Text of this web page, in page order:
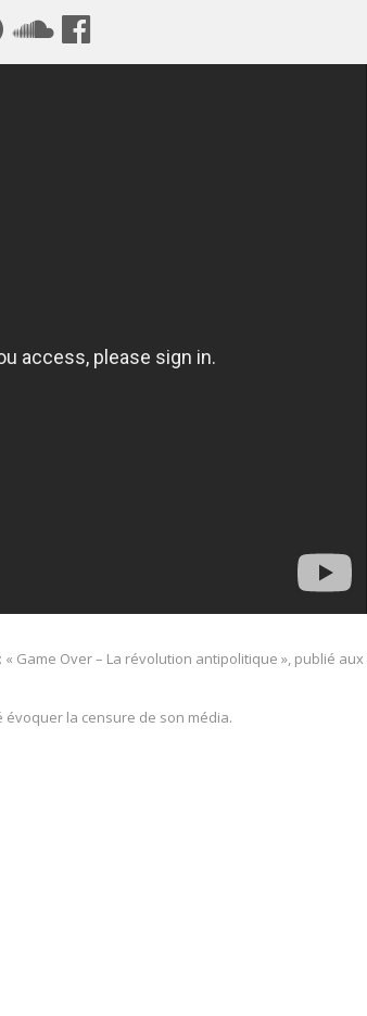
Game Over – La révolution antipolitique », publié
la censure de son média.